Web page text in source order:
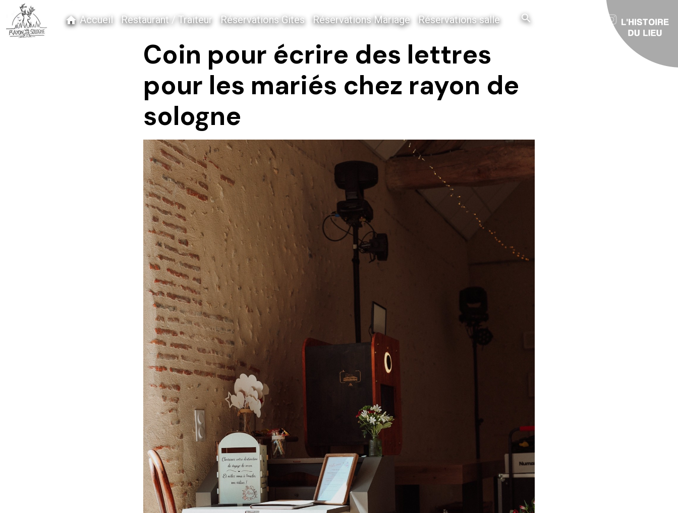
Accueil Restaurant / Traiteur Réservations Gites Réservations Mariage Réservations salle
Coin pour écrire des lettres
pour les mariés chez rayon de
sologne